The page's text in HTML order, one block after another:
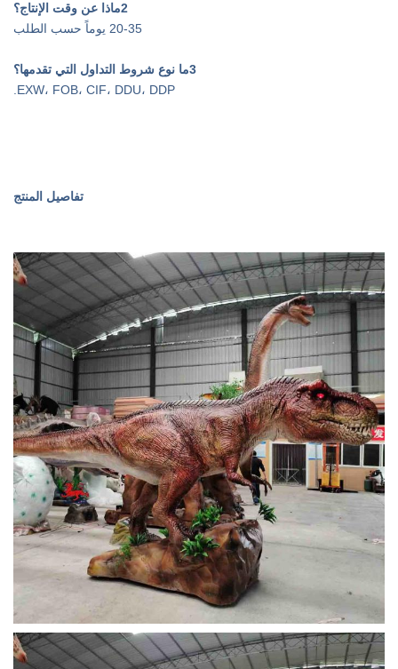
2ماذا عن وقت الإنتاج؟
20-35 يوماً حسب الطلب
3ما نوع شروط التداول التي تقدمها؟
EXW، FOB، CIF، DDU، DDP.
تفاصيل المنتج